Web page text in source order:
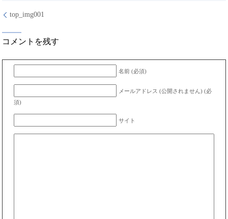
top_img001
コメントを残す
名前 (必須)
メールアドレス (公開されません) (必
須)
サイト